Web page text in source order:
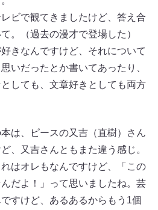
ビで観てきましたけど、答え合
。（過去の漫才で登場した）
きなんですけど、それについて
いだったとか書いてあったり、
としても、文章好きとしても両方
は、ピースの又吉（直樹）さん
、又吉さんともまた違う感じ。
はオレもなんですけど、「この
だよ！」って思いましたね。芸
すけど、あるあるからもう1個